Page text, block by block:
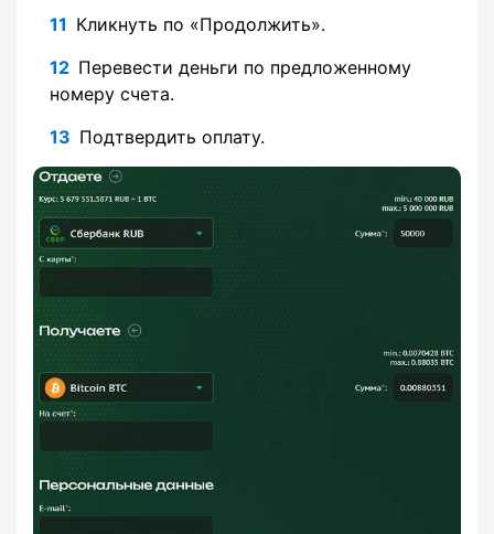
Кликнуть по «Продолжить».
Перевести деньги по предложенному
номеру счета.
Подтвердить оплату.